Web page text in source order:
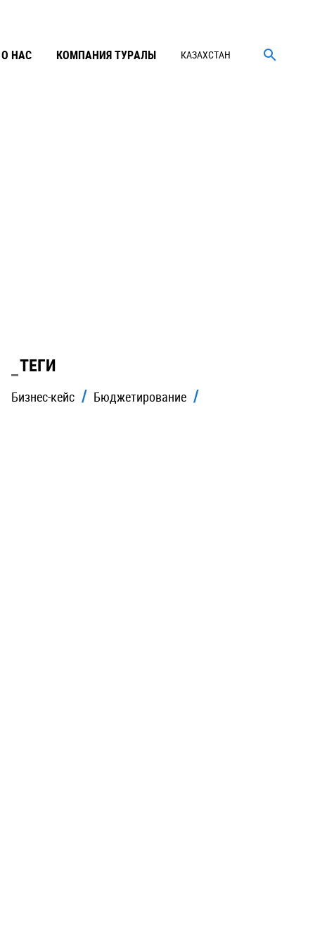
КАЗАХСТАН
О НАС КОМПАНИЯ ТУРАЛЫ
ТЕГИ
Бизнес-кейс Бюджетирование